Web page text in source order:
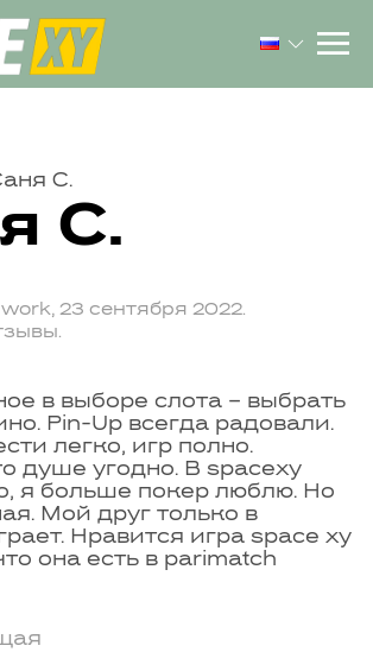
С.
С.
work, 23 сентября 2022.
.
в выборе слота – выбрать
Pin-Up всегда радовали.
легко, игр полно.
душе угодно. В spacexy
я больше покер люблю. Но
Мой друг только в
Нравится игра space xy
она есть в parimatch